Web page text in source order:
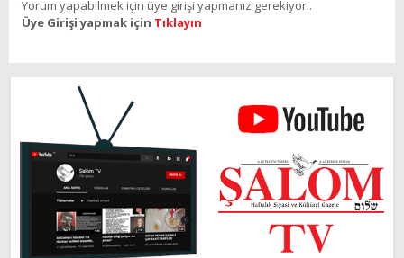
Yorum yapabilmek için üye girişi yapmanız gerekiyor..
Üye Girişi yapmak için Tıklayın